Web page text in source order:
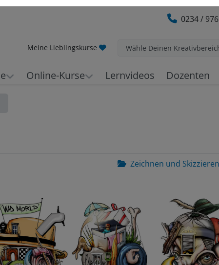
Online-Kurse Lernvideos Dozenten
Zeichnen und Skizzieren